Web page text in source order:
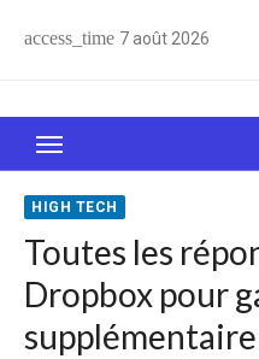
access_time 7 août 2026
Le Web, c'est comme
sait jamais sur
HIGH TECH
Toutes les
Dropbox pour
supplémentaire